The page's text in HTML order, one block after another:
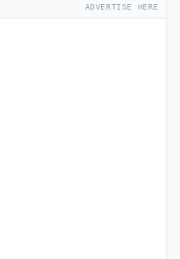
ADVERTISE HERE